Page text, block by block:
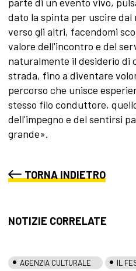
dato la spinta per uscire dal
verso gli altri, facendomi
valore dell'incontro e del
naturalmente il desiderio di
strada, fino a diventare
percorso che unisce
stesso filo conduttore,
dell'impegno e del sentirsi
grande».
TORNA INDIETRO
NOTIZIE CORRELATE
AGENZIA CULTURALE IL